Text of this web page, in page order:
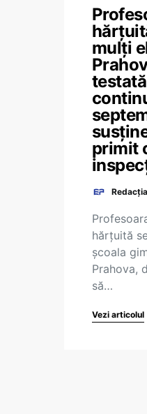
mulți
primit
Redacția
hărţuită
şcoala
Prahova,
să…
Vezi articolul